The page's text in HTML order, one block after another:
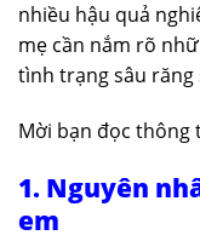
nhiều hậu quả
mẹ cần nắm rõ
tình trạng sâu răng
Mời bạn đọc thông
1. Nguyên
em